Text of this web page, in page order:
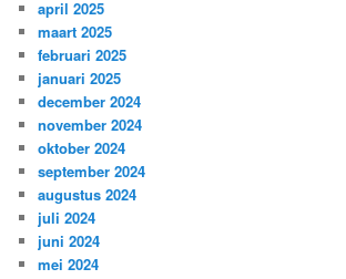
april 2025
maart 2025
februari 2025
januari 2025
december 2024
november 2024
oktober 2024
september 2024
augustus 2024
juli 2024
juni 2024
mei 2024